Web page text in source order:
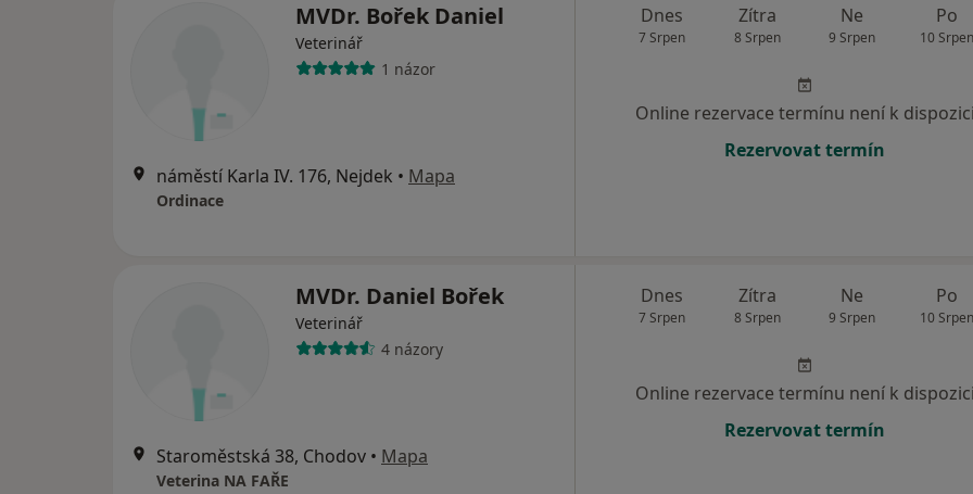
MVDr. Bořek Daniel
Veterinář
1 názor
náměstí Karla IV. 176, Nejdek • Mapa
Ordinace
Dnes
7 Srpen
Zítra
8 Srpen
Ne
9 Srpen
Po
10 Srpen
Online rezervace termínu není k dispozici
Rezervovat termín
MVDr. Daniel Bořek
Veterinář
4 názory
Staroměstská 38, Chodov • Mapa
Veterina NA FAŘE
Dnes
7 Srpen
Zítra
8 Srpen
Ne
9 Srpen
Po
10 Srpen
Online rezervace termínu není k dispozici
Rezervovat termín